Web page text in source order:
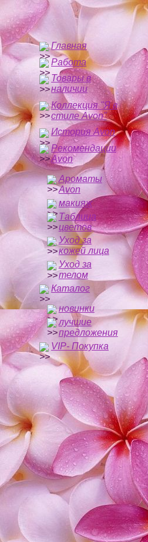
Главная
Работа
Товары в
наличии
Коллекция "Я в
стиле Avon"
История Avon
Рекомендации
Avon
Ароматы
Avon
макияж
Таблица
цветов
Уход за
кожей лица
Уход за
телом
Каталог
новинки
лучшие
предложения
VIP- Покупка